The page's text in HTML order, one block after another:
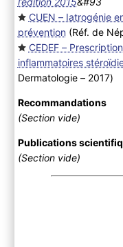
CUEN – Iatrogénie
prévention (Réf. de
CEDEF –
inflammatoires
Dermatologie – 2017)
Recommandations
(Section vide)
Publications
(Section vide)